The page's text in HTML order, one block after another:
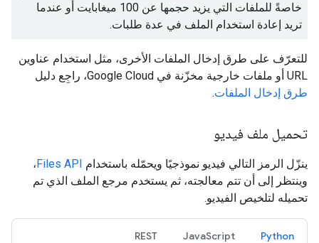
خاصةً للملفات التي يزيد حجمها عن 100 ميغابايت أو عندما
تريد إعادة استخدام الملف في عدة طلبات.
للتعرّف على طرق إدخال الملفات الأخرى، مثل استخدام عناوين
URL أو ملفات خارجية مخزّنة في Google Cloud، راجِع دليل
طرق إدخال الملفات.
تحميل ملف فيديو
ينزّل الرمز التالي فيديو نموذجيًا ويحمّله باستخدام Files API،
وينتظر إلى أن تتم معالجته، ثم يستخدم مرجع الملف الذي تم
تحميله لتلخيص الفيديو.
Python
JavaScript
REST